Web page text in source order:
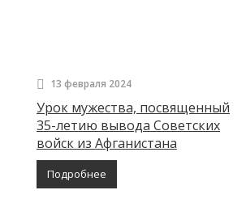
13 февраля 2024
Урок мужества, посвященный
35-летию вывода Советских
войск из Афганистана
Подробнее